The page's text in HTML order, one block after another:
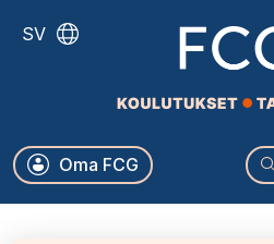
pääsisältöön
SV
Käyttäjävalikko
Oma FCG